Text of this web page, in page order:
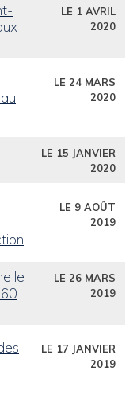
LE 1 AVRIL
2020
LE 24 MARS
2020
LE 15 JANVIER
2020
LE 9 AOÛT
2019
le
LE 26 MARS
2019
LE 17 JANVIER
2019